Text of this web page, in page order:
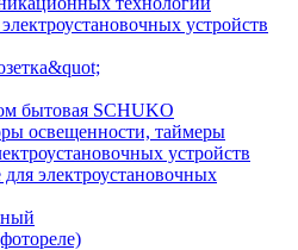
устройств
бытовая SCHUKO
освещенности, таймеры
устройств
электроустановочных